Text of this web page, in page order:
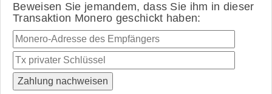
Beweisen Sie jemandem, dass Sie ihm in dieser
Transaktion Monero geschickt haben: